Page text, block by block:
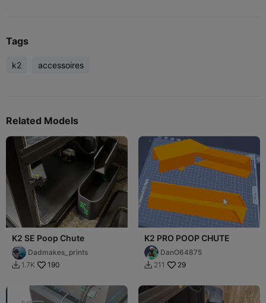
Tags
k2 accessoires
Related Models
K2 SE Poop Chute
Dadmakes_prints
 1.7K 190
K2 PRO POOP CHUTE
DanO64875
 211 29